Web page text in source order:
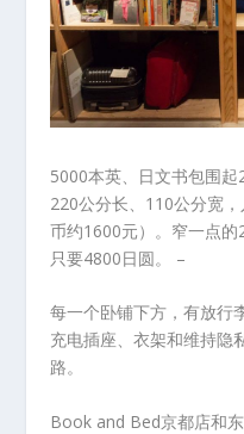
5000本英、日文书包围
220公分长、110公分宽
币约1600元）。窄一点
只要4800日圆。 –
每一个卧铺下方，有放行
充电插座、衣架和维持隐
路。
Book and Bed京都店和